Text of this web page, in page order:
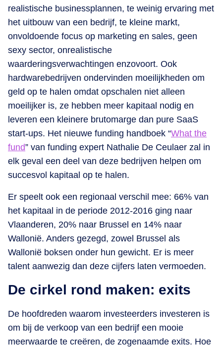
realistische businessplannen, te weinig ervaring met
het uitbouw van een bedrijf, te kleine markt,
onvoldoende focus op marketing en sales, geen
sexy sector, onrealistische
waarderingsverwachtingen enzovoort. Ook
hardwarebedrijven ondervinden moeilijkheden om
geld op te halen omdat opschalen niet alleen
moeilijker is, ze hebben meer kapitaal nodig en
leveren een kleinere brutomarge dan pure SaaS
start-ups. Het nieuwe funding handboek “What the
fund” van funding expert Nathalie De Ceulaer zal in
elk geval een deel van deze bedrijven helpen om
succesvol kapitaal op te halen.
Er speelt ook een regionaal verschil mee: 66% van
het kapitaal in de periode 2012-2016 ging naar
Vlaanderen, 20% naar Brussel en 14% naar
Wallonië. Anders gezegd, zowel Brussel als
Wallonië boksen onder hun gewicht. Er is meer
talent aanwezig dan deze cijfers laten vermoeden.
De cirkel rond maken: exits
De hoofdreden waarom investeerders investeren is
om bij de verkoop van een bedrijf een mooie
meerwaarde te creëren, de zogenaamde exits. Hoe